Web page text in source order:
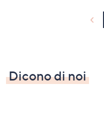
Dicono di noi